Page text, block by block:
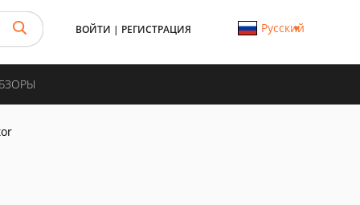
ВОЙТИ | РЕГИСТРАЦИЯ Русский